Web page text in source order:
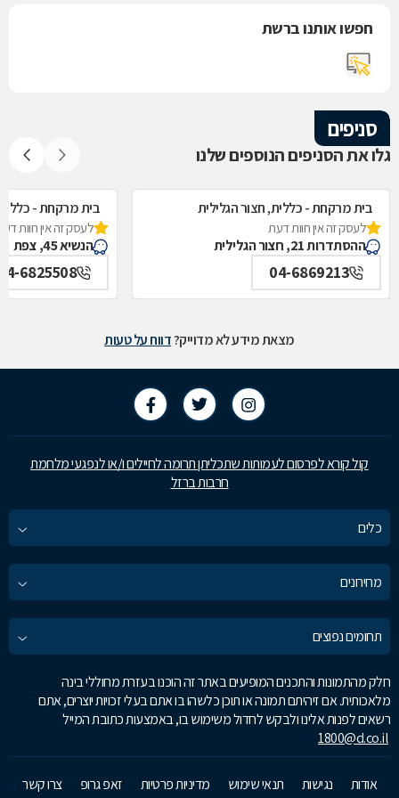
חפשו אותנו ברשת
סניפים
גלו את הסניפים הנוספים שלנו
בית מרקחת - כללית, חצור הגלילית
לעסק זה אין חוות דעת
ההסתדרות 21, חצור הגלילית
04-6869213
בית מרקחת -
לעסק זה אין חוות
הנשיא 45, צפת
6825508
מצאת מידע לא מדוייק?דווח על טעות
קול קורא לפרסום לעמותות שתכליתן תרומה לחיילים ו/או לנפגעי מלחמת
חרבות ברזל
כלים
מחירונים
תחומים נפוצים
חלק מהתמונות והתכנים המופיעים באתר זה הוכנו בעזרת מחוללי בינה
מלאכותית. אם זיהיתם תמונה או תוכן כלשהו בו אתם בעלי זכויות יוצרים, אתם
רשאים לפנות אלינו ולבקש לחדול משימוש בו, באמצעות כתובת המייל
1800@d.co.il
אודות נגישות תנאי שימוש מדיניות פרטיות זאפ גרופ צרו קשר